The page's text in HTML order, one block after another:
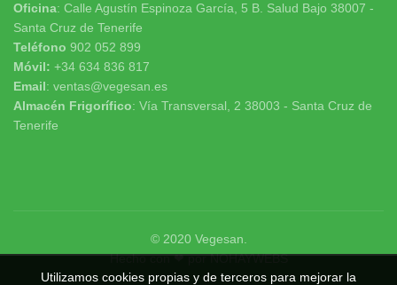
Oficina: Calle Agustín Espinoza García, 5 B. Salud Bajo 38007 -
Santa Cruz de Tenerife
Teléfono 902 052 899
Móvil: +34 634 836 817
Email: ventas@vegesan.es
Almacén Frigorífico: Vía Transversal, 2 38003 - Santa Cruz de
Tenerife
© 2020 Vegesan
Hecho con ❤ porNOHAYWEBS
Utilizamos cookies propias y de terceros para mejorar la